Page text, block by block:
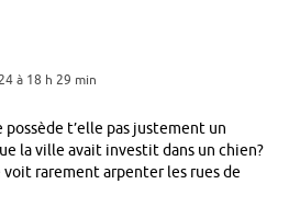
à 18 h 29 min
t’elle pas justement un
la ville avait investit dans un chien?
voit rarement arpenter les rues de